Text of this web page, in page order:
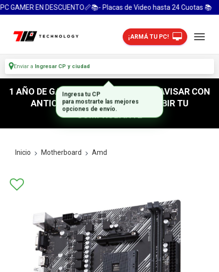
GAMER EN DESCUENTO📏📚- Placas de Video hasta 24 Cuotas 📚
¡ARMÁ TU PC!
Enviar a Ingresar CP y ciudad
1 AÑO DE GARANTIA! / PARA RETIRO AVISAR CON
ANTICIPACION / NO OLVIDES SUBIR TU
COMPROBANTE
Inicio Motherboard Amd